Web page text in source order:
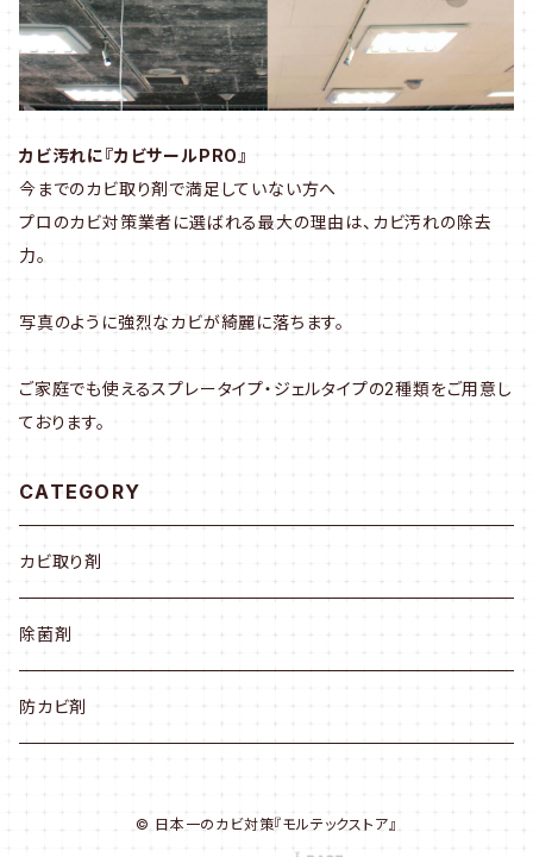
カビ汚れに『カビサールPRO』
今までのカビ取り剤で満足していない方へ
プロのカビ対策業者に選ばれる最大の理由は、カビ汚れの除去
力。
写真のように強烈なカビが綺麗に落ちます。
ご家庭でも使えるスプレータイプ・ジェルタイプの2種類をご用意し
ております。
CATEGORY
カビ取り剤
除菌剤
防カビ剤
© 日本一のカビ対策『モルテックストア』